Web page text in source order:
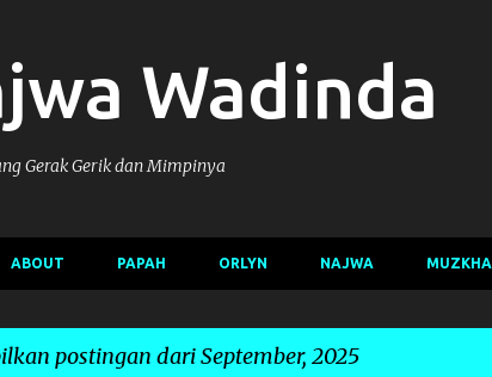
Wadinda
Gerak Gerik dan Mimpinya
ABOUT PAPAH ORLYN NAJWA MUZKHA
postingan dari September, 2025